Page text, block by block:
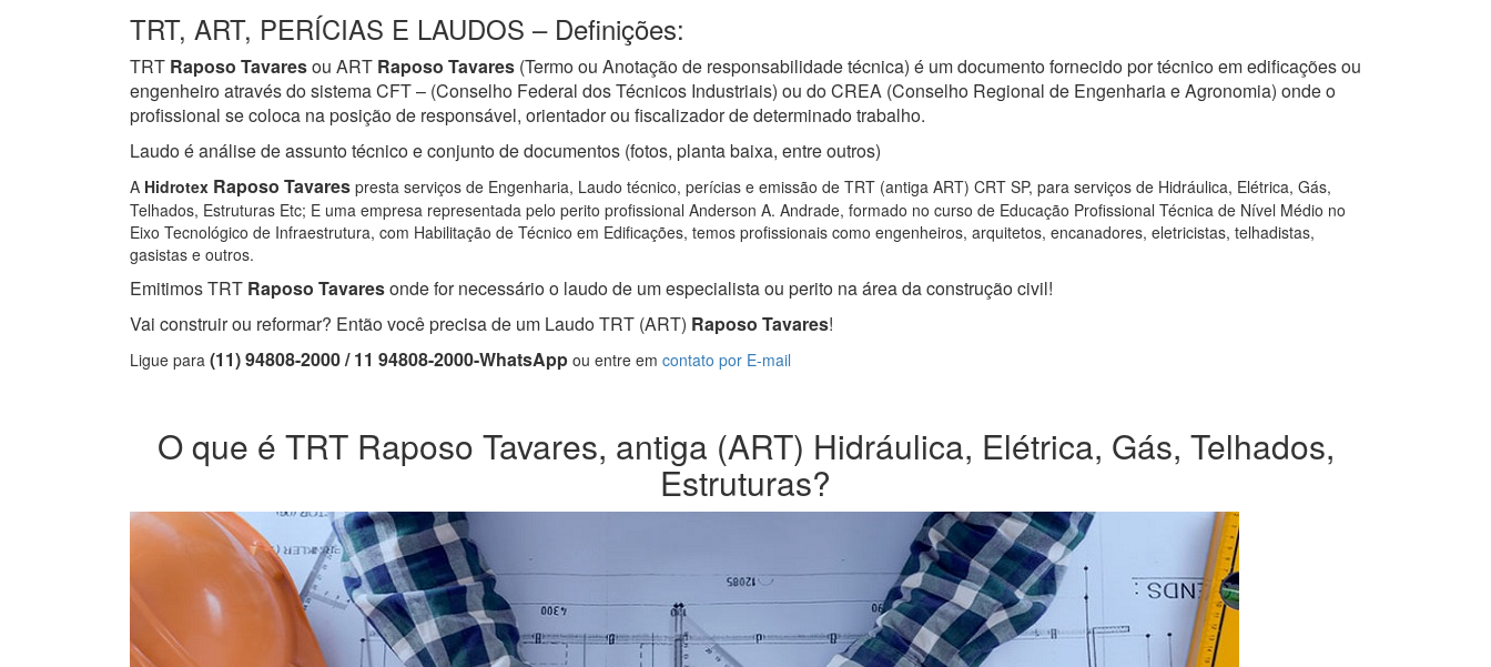
TRT, ART, PERÍCIAS E LAUDOS – Definições:
TRT Raposo Tavaresou ART Raposo Tavares (Termo ou Anotação de responsabilidade técnica) é um documento fornecido por técnico em edificações ou
engenheiro através do sistema CFT – (Conselho Federal dos Técnicos Industriais) ou do CREA (Conselho Regional de Engenharia e Agronomia) onde o
profissional se coloca na posição de responsável, orientador ou fiscalizador de determinado trabalho.
Laudo é análise de assunto técnico e conjunto de documentos (fotos, planta baixa, entre outros)
A Hidrotex Raposo Tavares presta serviços de Engenharia, Laudo técnico, perícias e emissão de TRT (antiga ART) CRT SP, para serviços de Hidráulica, Elétrica, Gás,
Telhados, Estruturas Etc; E uma empresa representada pelo perito profissional Anderson A. Andrade, formado no curso de Educação Profissional Técnica de Nível Médio no
Eixo Tecnológico de Infraestrutura, com Habilitação de Técnico em Edificações, temos profissionais como engenheiros, arquitetos, encanadores, eletricistas, telhadistas,
gasistas e outros.
Emitimos TRT Raposo Tavaresonde for necessário o laudo de um especialista ou perito na área da construção civil!
Vai construir ou reformar? Então você precisa de um Laudo TRT (ART) Raposo Tavares!
Ligue para (11) 94808-2000 / 11 94808-2000-WhatsApp ou entre em contato por E-mail
O que é TRT Raposo Tavares, antiga (ART) Hidráulica, Elétrica, Gás, Telhados,
Estruturas?